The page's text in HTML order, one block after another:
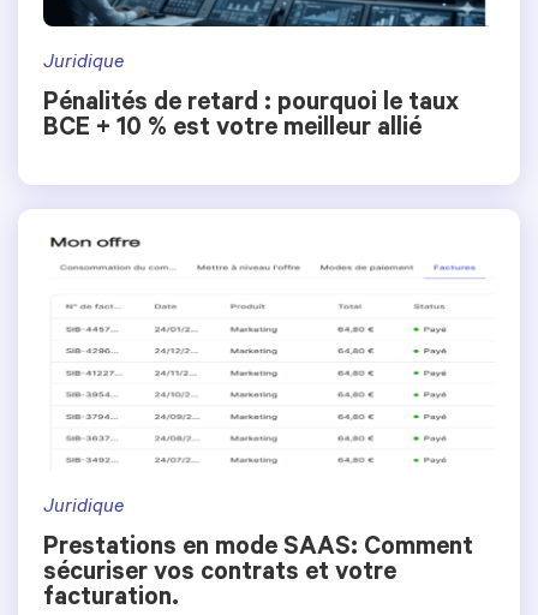
Juridique
Pénalités de retard : pourquoi le taux
BCE + 10 % est votre meilleur allié
Juridique
Prestations en mode SAAS: Comment
sécuriser vos contrats et votre
facturation.